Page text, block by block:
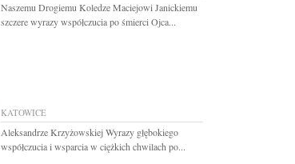
Naszemu Drogiemu Koledze Maciejowi Janickiemu
szczere wyrazy współczucia po śmierci Ojca...
KATOWICE
Aleksandrze Krzyżowskiej Wyrazy głębokiego
współczucia i wsparcia w ciężkich chwilach po...